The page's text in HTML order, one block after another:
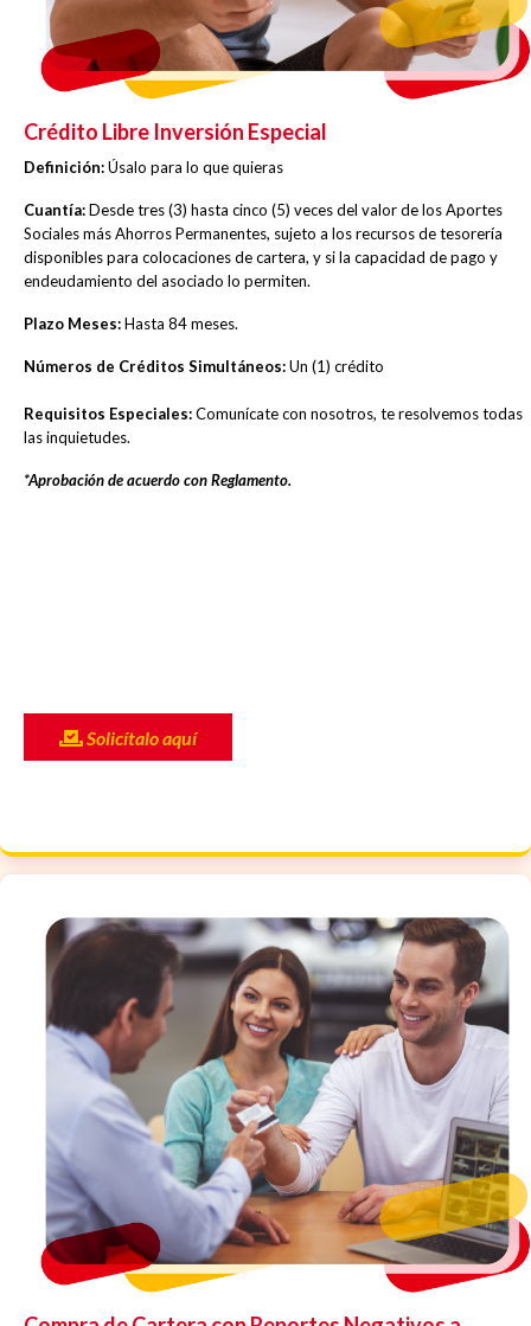
Crédito Libre Inversión Especial
Definición:Úsalo para lo que quieras
Cuantía:Desde tres (3) hasta cinco (5) veces del valor de los Aportes
Sociales más Ahorros Permanentes, sujeto a los recursos de tesorería
disponibles para colocaciones de cartera, y si la capacidad de pago y
endeudamiento del asociado lo permiten.
Plazo Meses:Hasta 84 meses.
Números de Créditos Simultáneos:Un (1) crédito
Requisitos Especiales:Comunícate con nosotros, te resolvemos todas
las inquietudes.
*Aprobación de acuerdo con Reglamento.
Solicítalo aquí